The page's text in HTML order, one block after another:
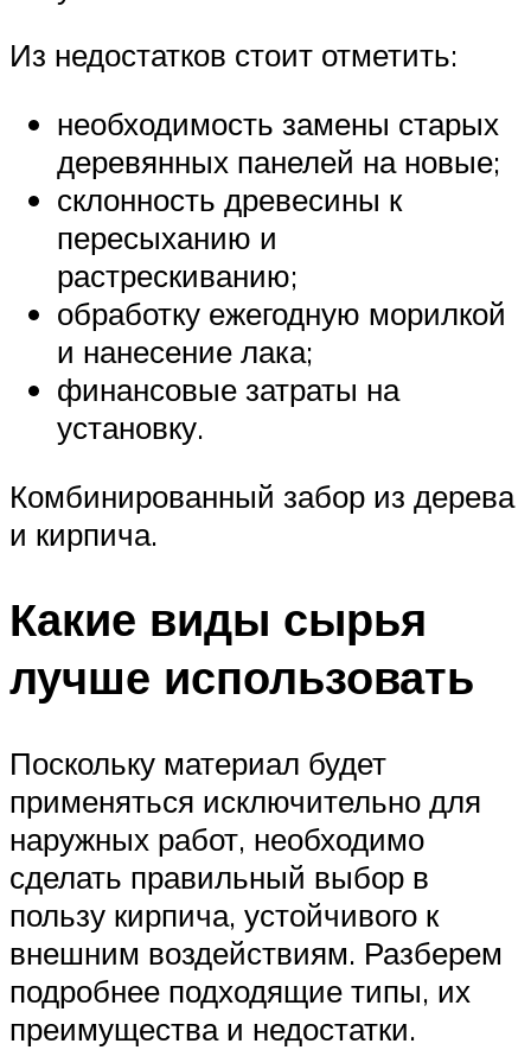
Из недостатков стоит отметить:
необходимость замены старых
деревянных панелей на новые;
склонность древесины к
пересыханию и
растрескиванию;
обработку ежегодную морилкой
и нанесение лака;
финансовые затраты на
установку.
Комбинированный забор из дерева
и кирпича.
Какие виды сырья
лучше использовать
Поскольку материал будет
применяться исключительно для
наружных работ, необходимо
сделать правильный выбор в
пользу кирпича, устойчивого к
внешним воздействиям. Разберем
подробнее подходящие типы, их
преимущества и недостатки.